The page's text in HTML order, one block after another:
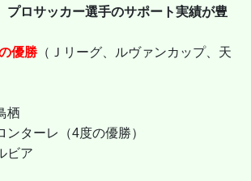
プロサッカー選手のサポート実績が豊
優勝 （Ｊリーグ、ルヴァンカップ、天
栖
ンターレ（4度の優勝）
ビア